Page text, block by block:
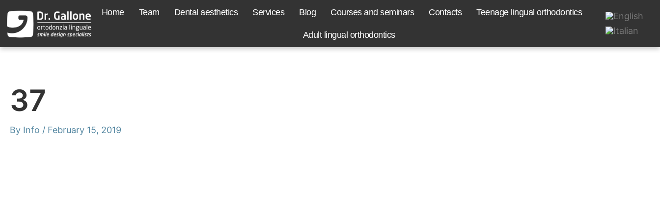
to
content
Home Team Dental aesthetics Services Blog Courses and seminars Contacts Teenage lingual orthodontics
Adult lingual orthodontics
37
By Info / February 15, 2019